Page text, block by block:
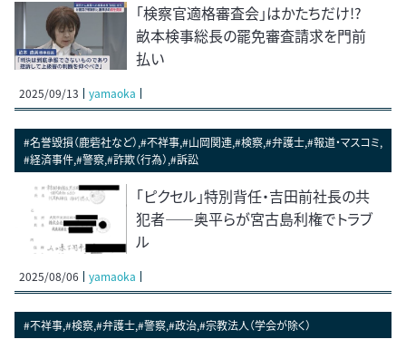
「検察官適格審査会」はかたちだけ!?
畝本検事総長の罷免審査請求を門前
払い
2025/09/13 yamaoka
#名誉毀損（鹿砦社など）,#不祥事,#山岡関連,#検察,#弁護士,#報道・マスコミ,
#経済事件,#警察,#詐欺（行為）,#訴訟
「ピクセル」特別背任・吉田前社長の共
犯者――奥平らが宮古島利権でトラブ
ル
2025/08/06 yamaoka
#不祥事,#検察,#弁護士,#警察,#政治,#宗教法人（学会が除く）